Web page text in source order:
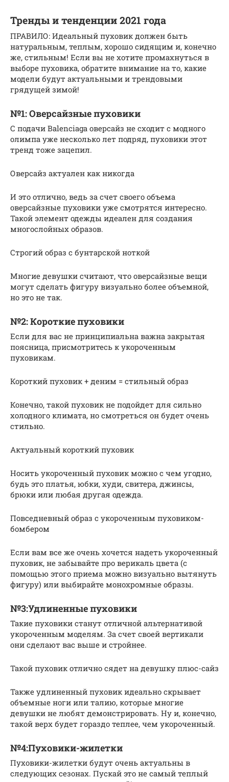
Тренды и тенденции 2021 года
ПРАВИЛО: Идеальный пуховик должен быть
натуральным, теплым, хорошо сидящим и, конечно
же, стильным! Если вы не хотите промахнуться в
выборе пуховика, обратите внимание на то, какие
модели будут актуальными и трендовыми
грядущей зимой!
№1: Оверсайзные пуховики
С подачи Balenciaga оверсайз не сходит с модного
олимпа уже несколько лет подряд, пуховики этот
тренд тоже зацепил.
Оверсайз актуален как никогда
И это отлично, ведь за счет своего объема
оверсайзные пуховики уже смотрятся интересно.
Такой элемент одежды идеален для создания
многослойных образов.
Строгий образ с бунтарской ноткой
Многие девушки считают, что оверсайзные вещи
могут сделать фигуру визуально более объемной,
но это не так.
№2: Короткие пуховики
Если для вас не принципиальна важна закрытая
поясница, присмотритесь к укороченным
пуховикам.
Короткий пуховик + деним = стильный образ
Конечно, такой пуховик не подойдет для сильно
холодного климата, но смотреться он будет очень
стильно.
Актуальный короткий пуховик
Носить укороченный пуховик можно с чем угодно,
будь это платья, юбки, худи, свитера, джинсы,
брюки или любая другая одежда.
Повседневный образ с укороченным пуховиком-
бомбером
Если вам все же очень хочется надеть укороченный
пуховик, не забывайте про верикаль цвета (с
помощью этого приема можно визуально вытянуть
фигуру) или выбирайте монохромные образы.
№3:Удлиненные пуховики
Такие пуховики станут отличной альтернативой
укороченным моделям. За счет своей вертикали
они сделают вас выше и стройнее.
Такой пуховик отлично сядет на девушку плюс-сайз
Также удлиненный пуховик идеально скрывает
объемные ноги или талию, которые многие
девушки не любят демонстрировать. Ну и, конечно,
такой верх будет гораздо теплее, чем укороченный.
№4:Пуховики-жилетки
Пуховики-жилетки будут очень актуальны в
следующих сезонах. Пускай это не самый теплый